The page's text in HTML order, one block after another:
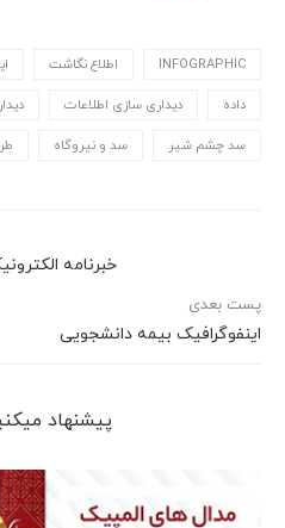
INFOGRAPHIC اطلاع نگاشت
داده دیداری سازی اطلاعات
سد چشم شیر سد و نیروگاه
خبرنامه الکترونیکی شماره 6
پست بعدی
اینفوگرافیک بیمه دانشجویی
پیشنهاد می‎کنیم ببینید